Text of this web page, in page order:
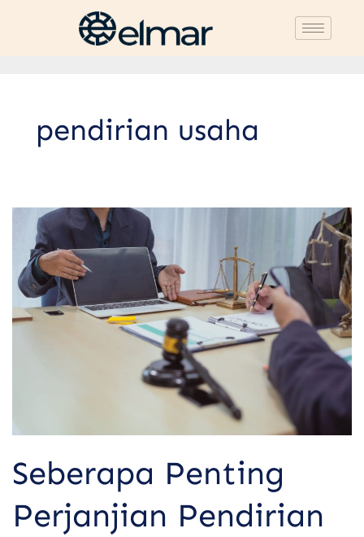
pendirian usaha
Seberapa Penting
Perjanjian Pendirian
Seberapa
Penting
Perjanjian
Pendirian
Usaha?